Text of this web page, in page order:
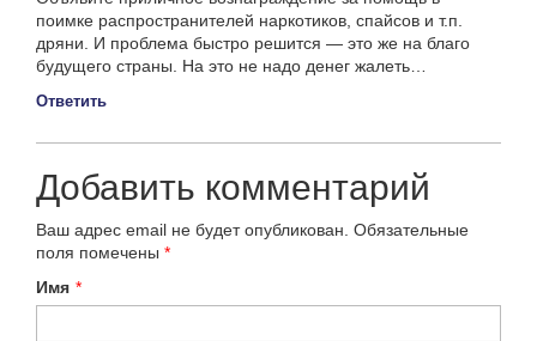
поимке распространителей наркотиков, спайсов и т.п.
дряни. И проблема быстро решится — это же на благо
будущего страны. На это не надо денег жалеть…
Ответить
Добавить комментарий
Ваш адрес email не будет опубликован. Обязательные
поля помечены *
Имя *